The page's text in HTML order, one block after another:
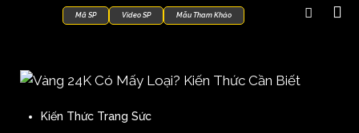
Mã SP Video SP Mẫu Tham Khảo
Kiến Thức Trang Sức